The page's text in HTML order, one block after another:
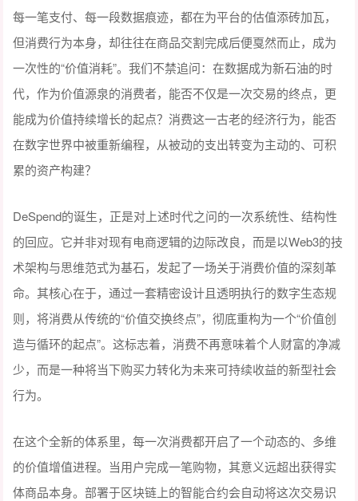
每一笔支付、每一段数据痕迹，都在为平台的估值添砖加瓦，
但消费行为本身，却往往在商品交割完成后便戛然而止，成为
一次性的“价值消耗”。我们不禁追问：在数据成为新石油的时
代，作为价值源泉的消费者，能否不仅是一次交易的终点，更
能成为价值持续增长的起点？消费这一古老的经济行为，能否
在数字世界中被重新编程，从被动的支出转变为主动的、可积
累的资产构建？
DeSpend的诞生，正是对上述时代之问的一次系统性、结构性
的回应。它并非对现有电商逻辑的边际改良，而是以Web3的技
术架构与思维范式为基石，发起了一场关于消费价值的深刻革
命。其核心在于，通过一套精密设计且透明执行的数字生态规
则，将消费从传统的“价值交换终点”，彻底重构为一个“价值创
造与循环的起点”。这标志着，消费不再意味着个人财富的净减
少，而是一种将当下购买力转化为未来可持续收益的新型社会
行为。
在这个全新的体系里，每一次消费都开启了一个动态的、多维
的价值增值进程。当用户完成一笔购物，其意义远超出获得实
体商品本身。部署于区块链上的智能合约会自动将这次交易识